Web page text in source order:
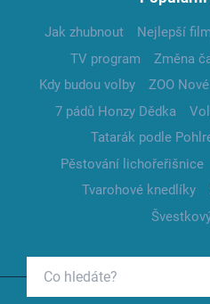
Jak zhubnout Nejlepší
TV program
Změna
Kdy budou volby
ZOO
7 pádů Honzy Dědka
Tatarák podle
Pěstování lichořeřišnice
Tvarohové knedlíky